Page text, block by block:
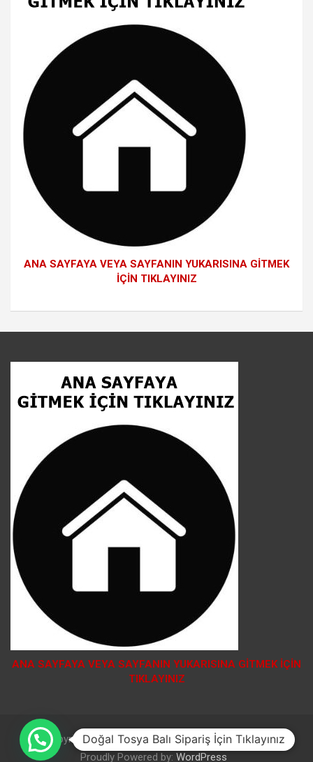
ANA SAYFAYA VEYA SAYFANIN YUKARISINA GİTMEK
İÇİN TIKLAYINIZ
ANA SAYFAYA VEYA SAYFANIN YUKARISINA GİTMEK İÇİN
TIKLAYINIZ
Copyright © 2026 Theme by:Theme Horse
Proudly Powered by: WordPress
Doğal Tosya Balı Sipariş İçin Tıklayınız